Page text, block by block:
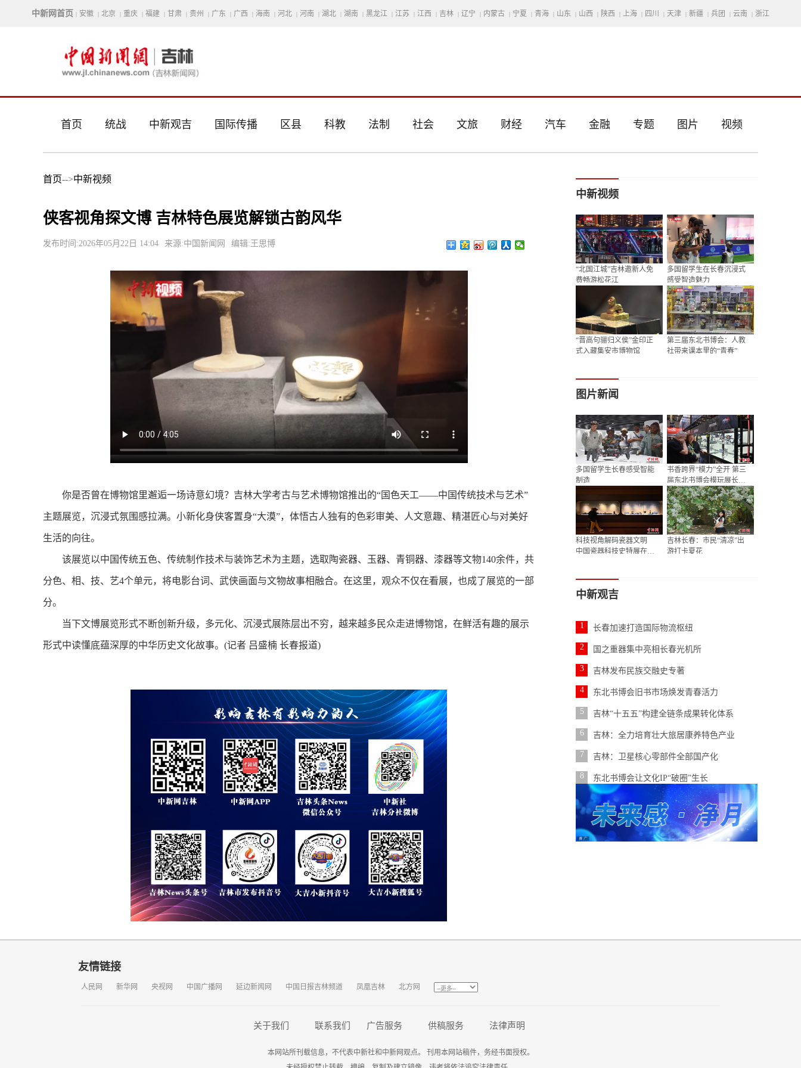
中新网首页 | 安徽 | 北京 | 重庆 | 福建 | 甘肃 | 贵州 | 广东 | 广西 | 海南 | 河北 | 河南 | 湖北 | 湖南 | 黑龙江 | 江苏 | 江西 | 吉林 | 辽宁 | 内蒙古 | 宁夏 | 青海 | 山东 | 山西 | 陕西 | 上海 | 四川 | 天津 | 新疆 | 兵团 | 云南 | 浙江
首页 统战 中新观吉 国际传播 区县 科教 法制 社会 文旅 财经 汽车 金融 专题 图片 视频
首页-->中新视频
侠客视角探文博 吉林特色展览解锁古韵风华
发布时间:2026年05月22日 14:04 来源:中国新闻网 编辑:王思博
你是否曾在博物馆里邂逅一场诗意幻境？吉林大学考古与艺术博物馆推出的“国色天工——中国传统技术与艺术”
主题展览，沉浸式氛围感拉满。小新化身侠客置身“大漠”，体悟古人独有的色彩审美、人文意趣、精湛匠心与对美好
生活的向往。
该展览以中国传统五色、传统制作技术与装饰艺术为主题，选取陶瓷器、玉器、青铜器、漆器等文物140余件，共
分色、相、技、艺4个单元，将电影台词、武侠画面与文物故事相融合。在这里，观众不仅在看展，也成了展览的一部
分。
当下文博展览形式不断创新升级，多元化、沉浸式展陈层出不穷，越来越多民众走进博物馆，在鲜活有趣的展示
形式中读懂底蕴深厚的中华历史文化故事。(记者 吕盛楠 长春报道)
中新视频
“北国江城”吉林邀新人免
费畅游松花江
多国留学生在长春沉浸式
感受智造魅力
“晋高句骊归义侯”金印正
式入藏集安市博物馆
第三届东北书博会：人教
社带来课本里的“青春”
图片新闻
多国留学生长春感受智能
制造
书香跨界“模力”全开 第三
届东北书博会模玩展长春
开展
科技视角解码瓷器文明
中国瓷器科技史特展在长
吉林长春：市民“清凉”出
游打卡夏花
中新观吉
1 长春加速打造国际物流枢纽
2 国之重器集中亮相长春光机所
3 吉林发布民族交融史专著
4 东北书博会旧书市场焕发青春活力
5 吉林“十五五”构建全链条成果转化体系
6 吉林：全力培育壮大旅居康养特色产业
7 吉林：卫星核心零部件全部国产化
8 东北书博会让文化IP“破圈”生长
友情链接
人民网 新华网 央视网 中国广播网 延边新闻网 中国日报吉林频道 凤凰吉林 北方网
关于我们 联系我们 广告服务 供稿服务 法律声明
本网站所刊载信息，不代表中新社和中新网观点。 刊用本网站稿件，务经书面授权。